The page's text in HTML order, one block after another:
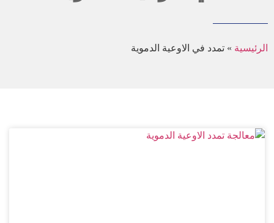
الرئيسية » تمدد في الاوعية الدموية